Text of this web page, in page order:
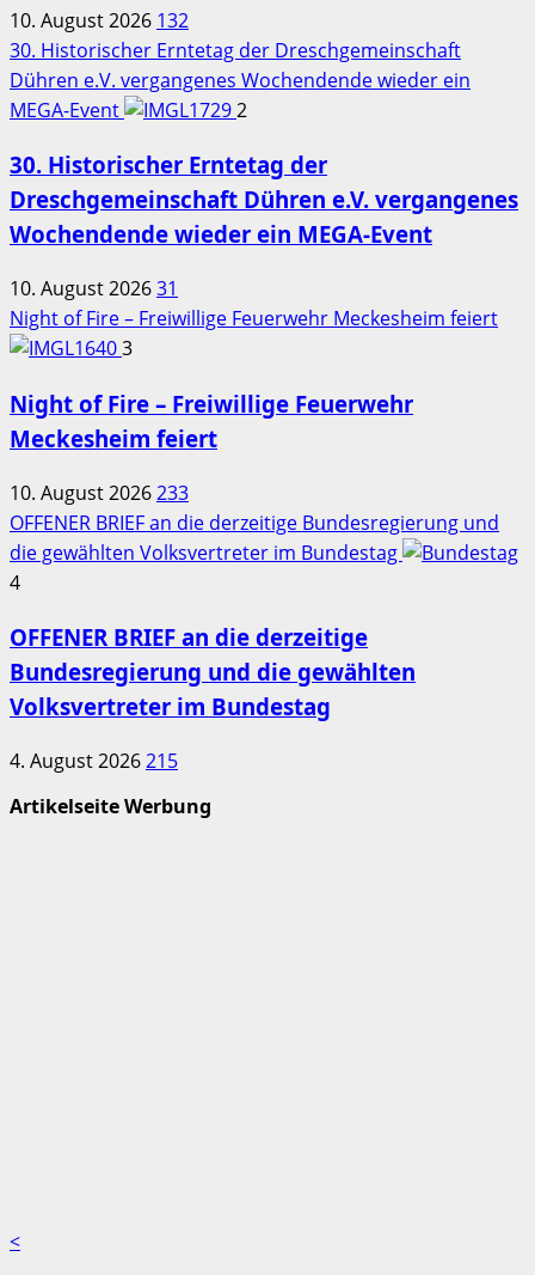
10. August 2026 132
30. Historischer Erntetag der Dreschgemeinschaft
Dühren e.V. vergangenes Wochendende wieder ein
MEGA-Event
2
30. Historischer Erntetag der
Dreschgemeinschaft Dühren e.V. vergangenes
Wochendende wieder ein MEGA-Event
10. August 202631
Night of Fire – Freiwillige Feuerwehr Meckesheim feiert
3
Night of Fire – Freiwillige Feuerwehr
Meckesheim feiert
10. August 2026233
OFFENER BRIEF an die derzeitige Bundesregierung und
die gewählten Volksvertreter im Bundestag
4
OFFENER BRIEF an die derzeitige
Bundesregierung und die gewählten
Volksvertreter im Bundestag
4. August 2026215
Artikelseite Werbung
<